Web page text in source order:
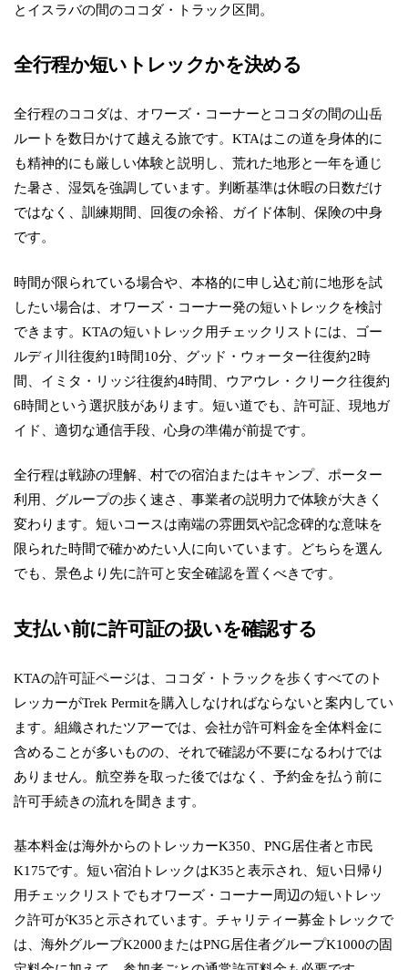
とイスラバの間のココダ・トラック区間。
全行程か短いトレックかを決める
全行程のココダは、オワーズ・コーナーとココダの間の山岳
ルートを数日かけて越える旅です。KTAはこの道を身体的に
も精神的にも厳しい体験と説明し、荒れた地形と一年を通じ
た暑さ、湿気を強調しています。判断基準は休暇の日数だけ
ではなく、訓練期間、回復の余裕、ガイド体制、保険の中身
です。
時間が限られている場合や、本格的に申し込む前に地形を試
したい場合は、オワーズ・コーナー発の短いトレックを検討
できます。KTAの短いトレック用チェックリストには、ゴー
ルディ川往復約1時間10分、グッド・ウォーター往復約2時
間、イミタ・リッジ往復約4時間、ウアウレ・クリーク往復約
6時間という選択肢があります。短い道でも、許可証、現地ガ
イド、適切な通信手段、心身の準備が前提です。
全行程は戦跡の理解、村での宿泊またはキャンプ、ポーター
利用、グループの歩く速さ、事業者の説明力で体験が大きく
変わります。短いコースは南端の雰囲気や記念碑的な意味を
限られた時間で確かめたい人に向いています。どちらを選ん
でも、景色より先に許可と安全確認を置くべきです。
支払い前に許可証の扱いを確認する
KTAの許可証ページは、ココダ・トラックを歩くすべてのト
レッカーがTrek Permitを購入しなければならないと案内してい
ます。組織されたツアーでは、会社が許可料金を全体料金に
含めることが多いものの、それで確認が不要になるわけでは
ありません。航空券を取った後ではなく、予約金を払う前に
許可手続きの流れを聞きます。
基本料金は海外からのトレッカーK350、PNG居住者と市民
K175です。短い宿泊トレックはK35と表示され、短い日帰り
用チェックリストでもオワーズ・コーナー周辺の短いトレッ
ク許可がK35と示されています。チャリティー募金トレックで
は、海外グループK2000またはPNG居住者グループK1000の固